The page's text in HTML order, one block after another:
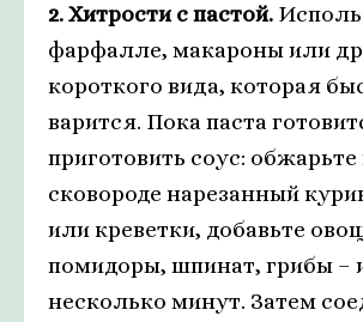
2. Хитрости с пастой.
фарфалле, макароны или
короткого вида, которая
варится. Пока паста
приготовить соус: обжарьте
сковороде нарезанный
или креветки, добавьте
помидоры, шпинат, грибы –
несколько минут. Затем